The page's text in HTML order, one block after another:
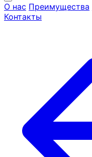
О нас Преимущества
Контакты